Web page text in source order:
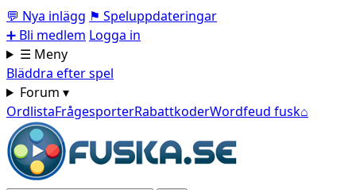
💬 Nya inlägg ⚑ Speluppdateringar
➕ Bli medlem Logga in
☰ Meny
Bläddra efter spel
Forum ▾
OrdlistaFrågesporterRabattkoderWordfeud fusk⌂